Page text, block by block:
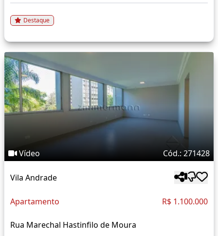
Destaque
Vídeo Cód.: 271428
Vila Andrade
Apartamento R$ 1.100.000
Rua Marechal Hastinfilo de Moura